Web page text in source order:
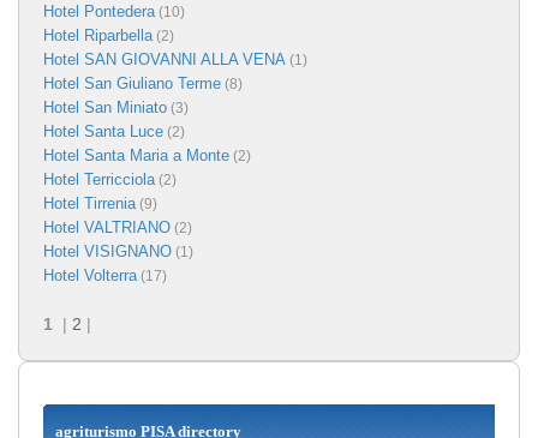
Hotel Pontedera (10)
Hotel Riparbella (2)
Hotel SAN GIOVANNI ALLA VENA (1)
Hotel San Giuliano Terme (8)
Hotel San Miniato (3)
Hotel Santa Luce (2)
Hotel Santa Maria a Monte (2)
Hotel Terricciola (2)
Hotel Tirrenia (9)
Hotel VALTRIANO (2)
Hotel VISIGNANO (1)
Hotel Volterra (17)
1 | 2 |
agriturismo PISA directory